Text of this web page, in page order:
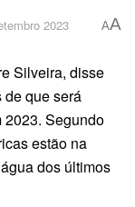
2023 AA
Silveira, disse
de que será
2023. Segundo
estão na
dos últimos